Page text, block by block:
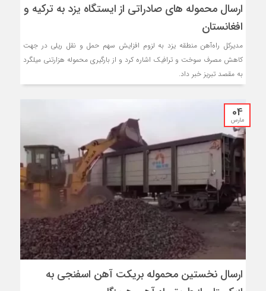
ارسال محموله های صادراتی از ایستگاه یزد به ترکیه و
افغانستان
مدیرکل راه‌آهن منطقه یزد به لزوم افزایش سهم حمل و نقل ریلی در جهت
کاهش مصرف سوخت و ترافیک اشاره کرد و از بارگیری محموله هزارتنی میلگرد
به مقصد تبریز خبر داد.
04
مارس
ارسال نخستین محموله بریکت آهن اسفنجی به